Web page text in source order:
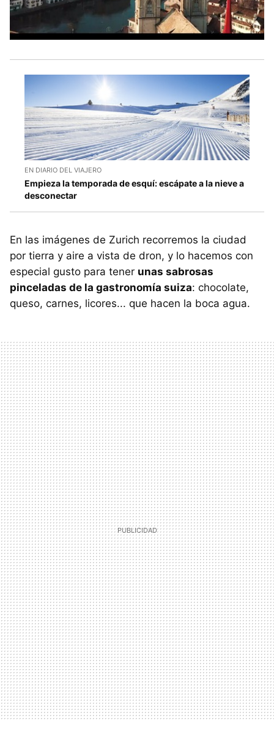
EN DIARIO DEL VIAJERO
Empieza la temporada de esquí: escápate a la nieve a
desconectar
En las imágenes de Zurich recorremos la ciudad
por tierra y aire a vista de dron, y lo hacemos con
especial gusto para tener unas sabrosas
pinceladas de la gastronomía suiza: chocolate,
queso, carnes, licores... que hacen la boca agua.